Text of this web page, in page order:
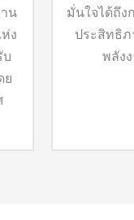
น
ง
บ
ย
มั่นใจได้ถึง
ประสิทธิ
พลัง